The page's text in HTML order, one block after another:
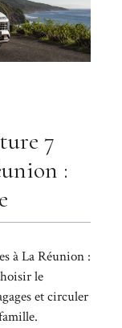
7
:
à La Réunion :
le
et circuler